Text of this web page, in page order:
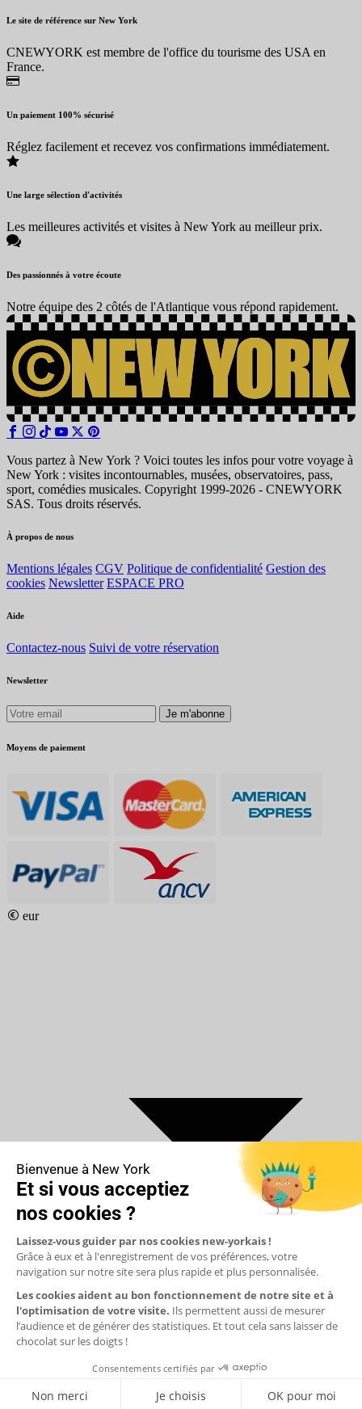
Le site de référence sur New York
CNEWYORK est membre de l'office du tourisme des USA en
France.
Un paiement 100% sécurisé
Réglez facilement et recevez vos confirmations immédiatement.
Une large sélection d'activités
Les meilleures activités et visites à New York au meilleur prix.
Des passionnés à votre écoute
Notre équipe des 2 côtés de l'Atlantique vous répond rapidement.
Vous partez à New York ? Voici toutes les infos pour votre voyage à
New York : visites incontournables, musées, observatoires, pass,
sport, comédies musicales. Copyright 1999-2026 - CNEWYORK
SAS. Tous droits réservés.
À propos de nous
Mentions légales CGV Politique de confidentialité Gestion des
cookies Newsletter ESPACE PRO
Aide
Contactez-nous Suivi de votre réservation
Newsletter
Je m'abonne
Moyens de paiement
eur
€ Euro
$ Dollar US
$ Dollar Canadien
₣ Franc Suisse
£ Livre sterling